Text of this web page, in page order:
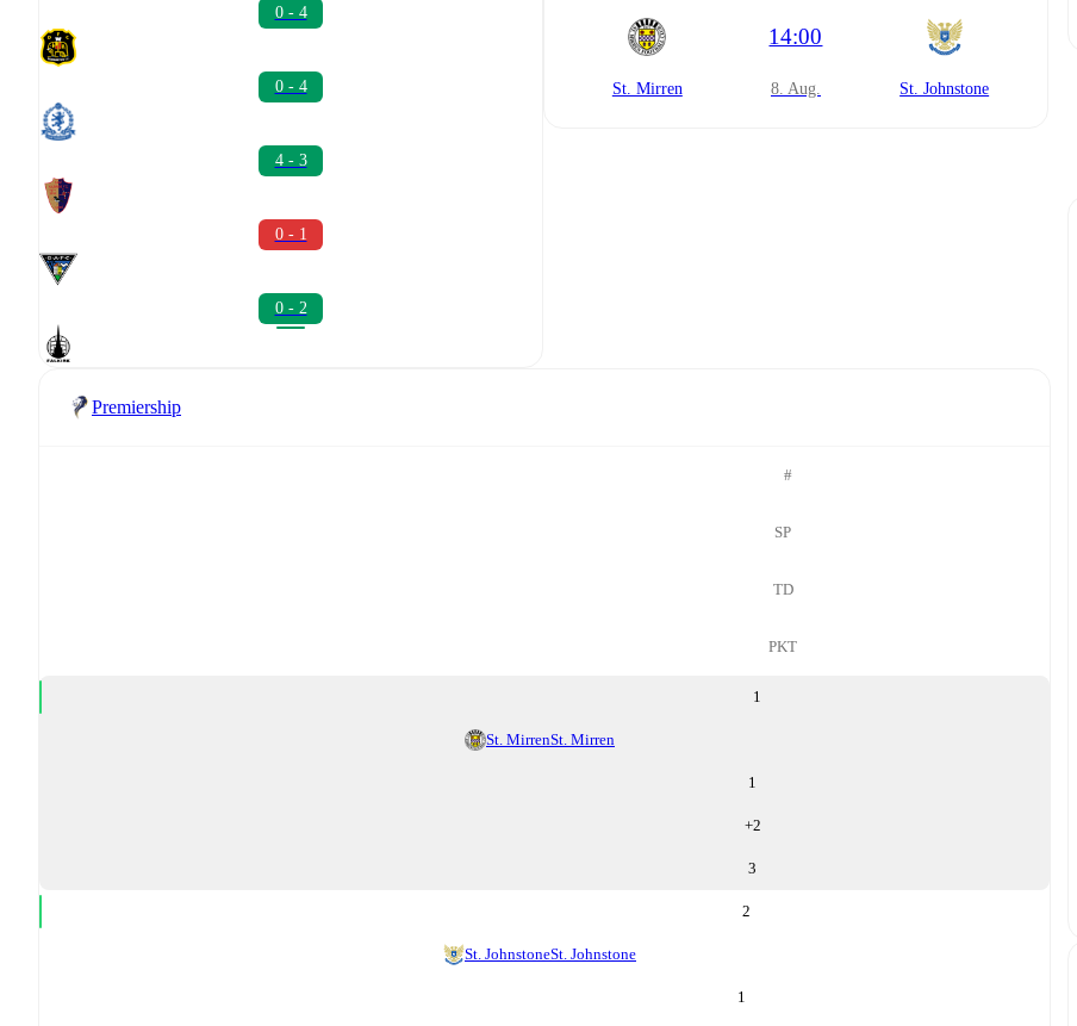
0 - 4
0 - 4
4 - 3
0 - 1
0 - 2
St. Mirren
14:00
8. Aug. St. Johnstone
Premiership
#
SP
TD
PKT
1
St. MirrenSt. Mirren
1
+2
3
2
St. JohnstoneSt. Johnstone
1